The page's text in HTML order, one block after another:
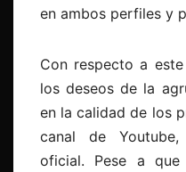
en ambos perfiles y
Con respecto a
los deseos de la
en la calidad de los
canal de
oficial. Pese a que